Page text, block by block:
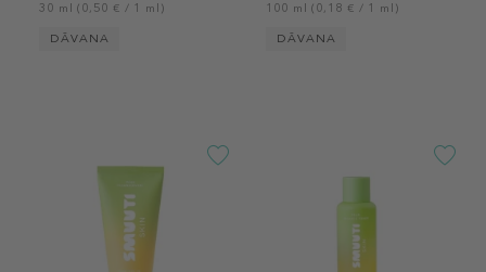
30 ml (0,50 € / 1 ml)
DĀVANA
100 ml (0,18 € / 1 ml)
DĀVANA